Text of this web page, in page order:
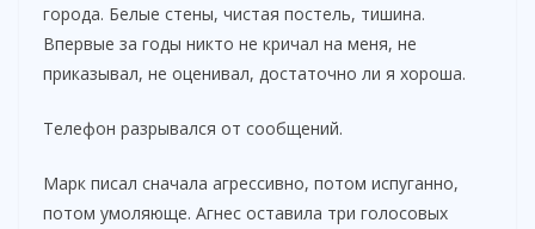
города. Белые стены, чистая постель, тишина.
Впервые за годы никто не кричал на меня, не
приказывал, не оценивал, достаточно ли я хороша.
Телефон разрывался от сообщений.
Марк писал сначала агрессивно, потом испуганно,
потом умоляюще. Агнес оставила три голосовых